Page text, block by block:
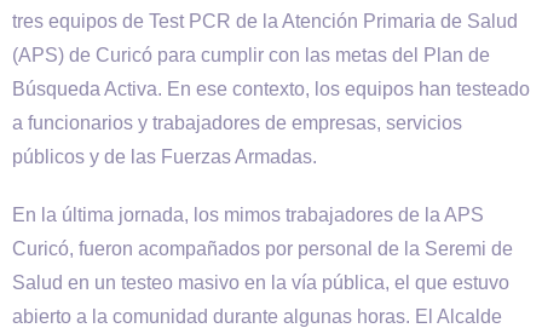
tres equipos de Test PCR de la Atención Primaria de Salud
(APS) de Curicó para cumplir con las metas del Plan de
Búsqueda Activa. En ese contexto, los equipos han testeado
a funcionarios y trabajadores de empresas, servicios
públicos y de las Fuerzas Armadas.
En la última jornada, los mimos trabajadores de la APS
Curicó, fueron acompañados por personal de la Seremi de
Salud en un testeo masivo en la vía pública, el que estuvo
abierto a la comunidad durante algunas horas. El Alcalde